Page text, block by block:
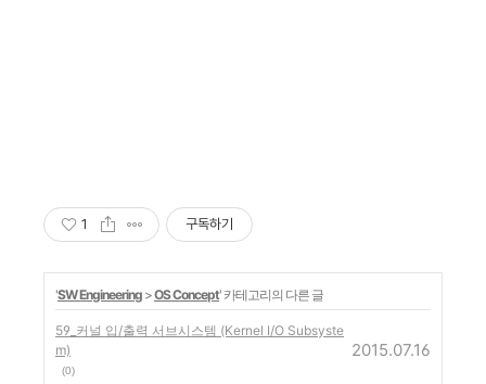
1 구독하기
'SW Engineering >OS Concept' 카테고리의 다른 글
59_커널 입/출력 서브시스템 (Kernel I/O Subsyste
m)
(0)
2015.07.16